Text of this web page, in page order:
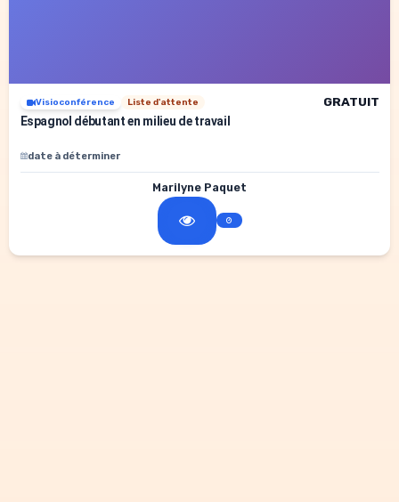
Visioconférence Liste d'attente
GRATUIT
Espagnol débutant en milieu de travail
date à déterminer
Marilyne Paquet